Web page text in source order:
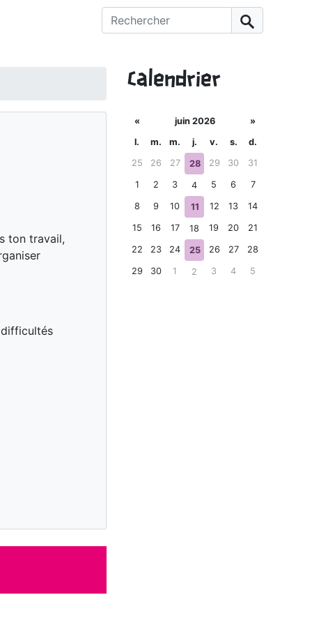
Rechercher :
ton travail,
difficultés
Calendrier
« juin 2026
»
l.
m. m. j. v. s.
d.
25
26 27 28 29 30 31
1 2 3 4 5 6 7
8 9 10 11 12 13 14
15 16 17 18 19 20 21
22 23 24 25 26 27 28
29 30 1 2 3 4 5